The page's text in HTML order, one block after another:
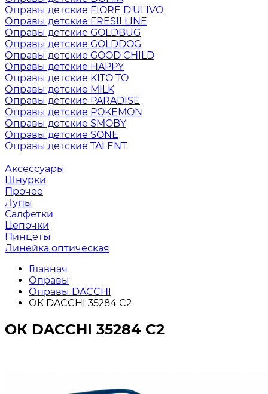
Оправы детские FIORE D'ULIVO
Оправы детские FRESII LINE
Оправы детские GOLDBUG
Оправы детские GOLDDOG
Оправы детские GOOD CHILD
Оправы детские HAPPY
Оправы детские KITO TO
Оправы детские MILK
Оправы детские PARADISE
Оправы детские POKEMON
Оправы детские SMOBY
Оправы детские SONE
Оправы детские TALENT
Аксессуары
Шнурки
Прочее
Лупы
Салфетки
Цепочки
Пинцеты
Линейка оптическая
Главная
Оправы
Оправы DACCHI
ОК DACCHI 35284 C2
ОК DACCHI 35284 C2